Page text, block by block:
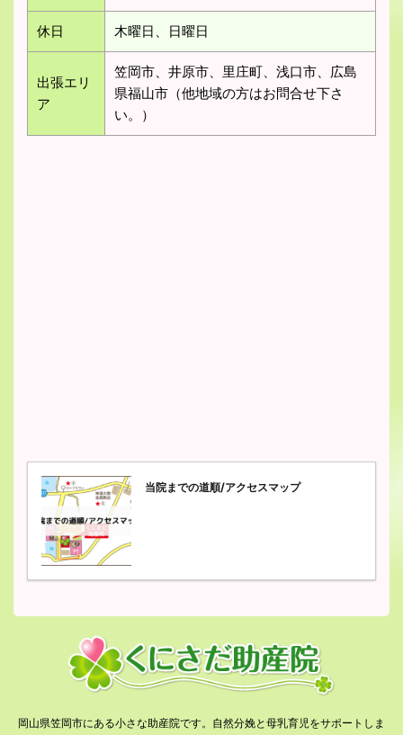
休日 木曜日、日曜日
出張エリ
ア
笠岡市、井原市、里庄町、浅口市、広島
県福山市（他地域の方はお問合せ下さ
い。）
当院までの道順/アクセスマップ
岡山県笠岡市にある小さな助産院です。自然分娩と母乳育児をサポートしま